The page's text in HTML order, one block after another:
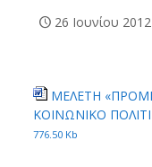
26 Ιουνίου 2012
ΜΕΛΕΤΗ
ΚΟΙΝΩΝΙΚΟ
776.50 Kb